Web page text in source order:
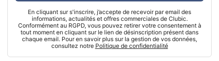
En cliquant sur s'inscrire, j’accepte de recevoir par email des
informations, actualités et offres commerciales de Clubic.
Conformément au RGPD, vous pouvez retirer votre consentement à
tout moment en cliquant sur le lien de désinscription présent dans
chaque email. Pour en savoir plus sur la gestion de vos données,
consultez notre Politique de confidentialité